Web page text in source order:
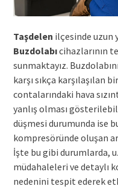
Taşdelen ilçesinde uzun
Buzdolabıcihazlarının
sunmaktayız.
karşı sıkça karşılaşılan
contalarındaki hava
yanlış olması
düşmesi durumunda ise
kompresöründe oluşan
İşte bu gibi durumlarda,
müdahaleleri ve detaylı
nedenini tespit ederek